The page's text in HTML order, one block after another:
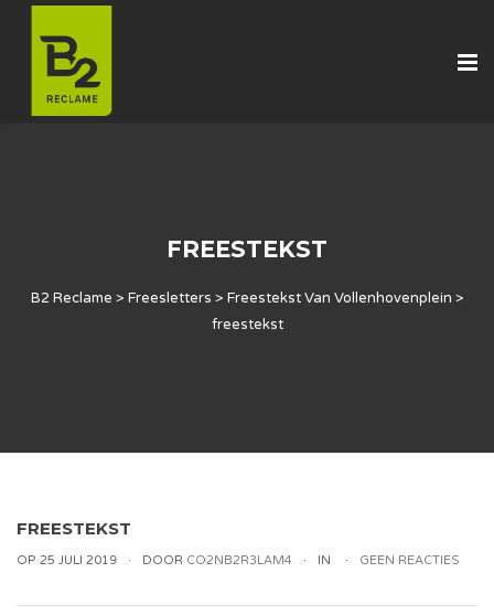
FREESTEKST
B2 Reclame > Freesletters > Freestekst Van Vollenhovenplein >
freestekst
FREESTEKST
OP 25 JULI 2019 DOOR CO2NB2R3LAM4 IN GEEN REACTIES